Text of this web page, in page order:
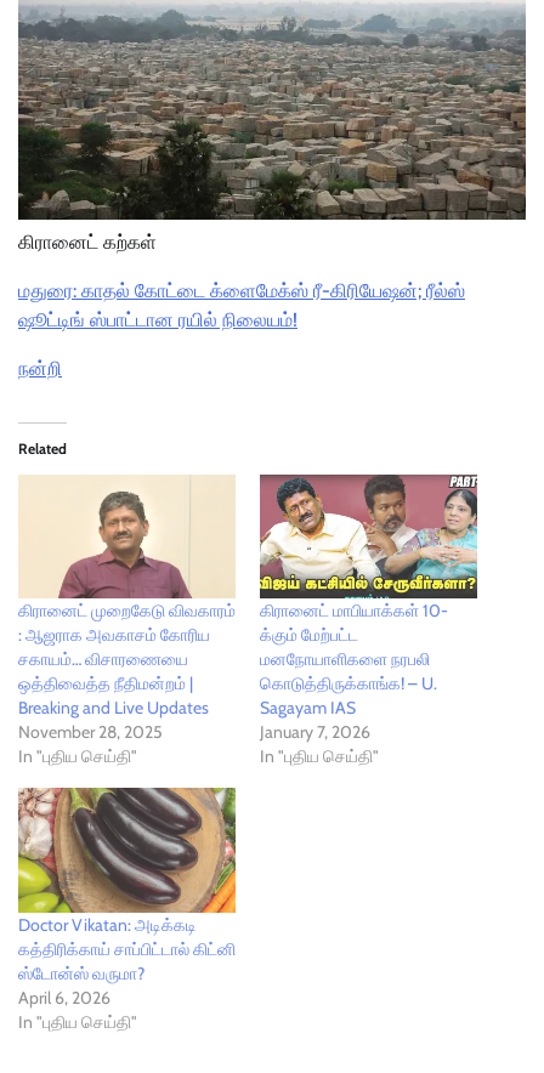
கிரானைட் கற்கள்
மதுரை: காதல் கோட்டை க்ளைமேக்ஸ் ரீ-கிரியேஷன்; ரீல்ஸ்
ஷூட்டிங் ஸ்பாட்டான ரயில் நிலையம்!
நன்றி
Related
கிரானைட் முறைகேடு விவகாரம்
: ஆஜராக அவகாசம் கோரிய
சகாயம்… விசாரணையை
ஒத்திவைத்த நீதிமன்றம் |
Breaking and Live Updates
November 28, 2025
In "புதிய செய்தி"
கிரானைட் மாபியாக்கள் 10-
க்கும் மேற்பட்ட
மனநோயாளிகளை நரபலி
கொடுத்திருக்காங்க! – U.
Sagayam IAS
January 7, 2026
In "புதிய செய்தி"
Doctor Vikatan: அடிக்கடி
கத்திரிக்காய் சாப்பிட்டால் கிட்னி
ஸ்டோன்ஸ் வருமா?
April 6, 2026
In "புதிய செய்தி"